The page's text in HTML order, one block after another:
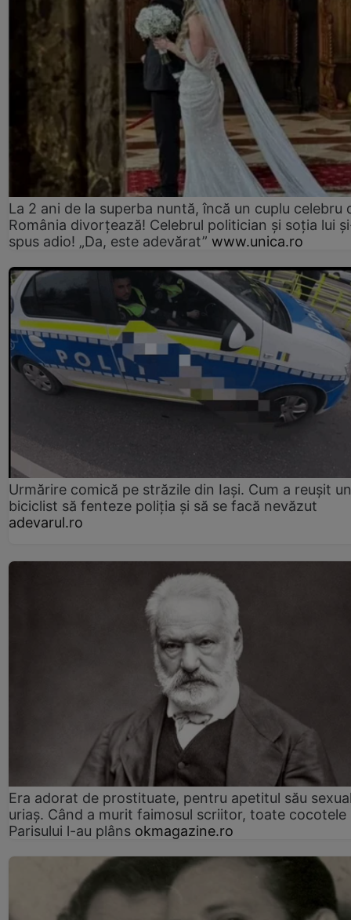
La 2 ani de la superba nuntă, încă un cuplu celebru
România divorțează! Celebrul politician și soția lui
spus adio! „Da, este adevărat” www.unica.ro
Urmărire comică pe străzile din Iași. Cum a reușit un
biciclist să fenteze poliția și să se facă nevăzut
adevarul.ro
Era adorat de prostituate, pentru apetitul său
uriaș. Când a murit faimosul scriitor, toate cocotele
Parisului l-au plâns okmagazine.ro